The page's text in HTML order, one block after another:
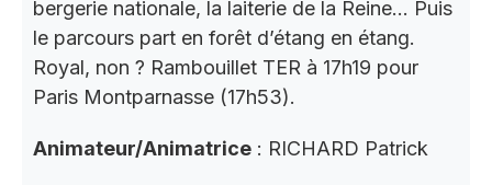
bergerie nationale, la laiterie de la Reine… Puis
le parcours part en forêt d’étang en étang.
Royal, non ? Rambouillet TER à 17h19 pour
Paris Montparnasse (17h53).
Animateur/Animatrice : RICHARD Patrick